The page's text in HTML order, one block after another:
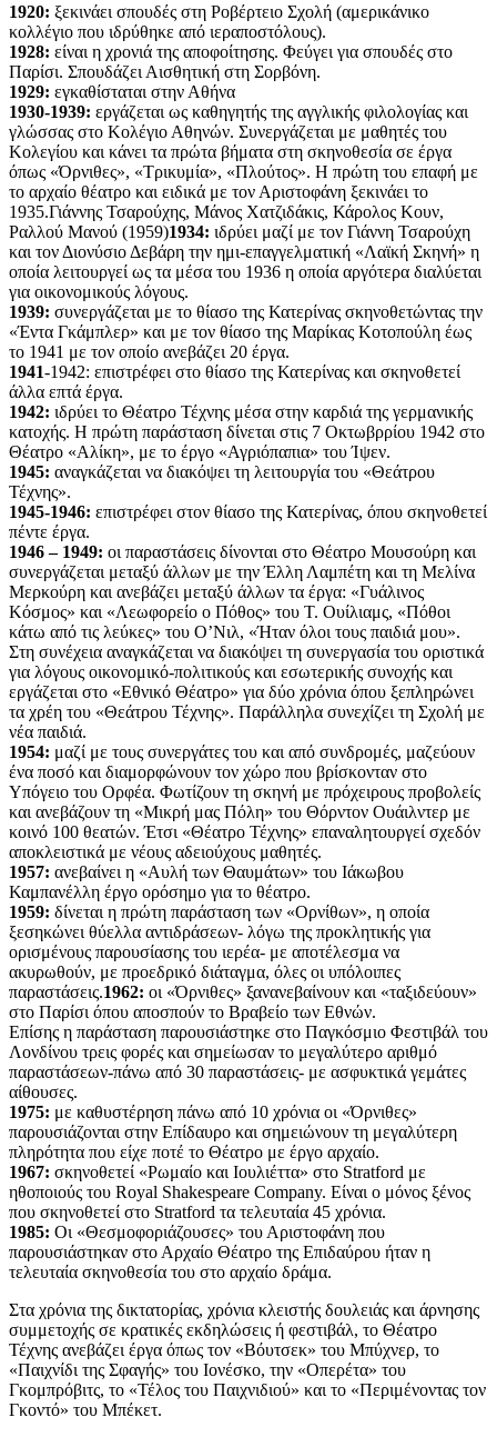
1920: ξεκινάει σπουδές στη Ροβέρτειο Σχολή (αμερικάνικο
κολλέγιο που ιδρύθηκε από ιεραποστόλους).
1928: είναι η χρονιά της αποφοίτησης. Φεύγει για σπουδές στο
Παρίσι. Σπουδάζει Αισθητική στη Σορβόνη.
1929: εγκαθίσταται στην Αθήνα
1930-1939: εργάζεται ως καθηγητής της αγγλικής φιλολογίας και
γλώσσας στο Κολέγιο Αθηνών. Συνεργάζεται με μαθητές του
Κολεγίου και κάνει τα πρώτα βήματα στη σκηνοθεσία σε έργα
όπως «Όρνιθες», «Τρικυμία», «Πλούτος». Η πρώτη του επαφή με
το αρχαίο θέατρο και ειδικά με τον Αριστοφάνη ξεκινάει το
1935.Γιάννης Τσαρούχης, Μάνος Χατζιδάκις, Κάρολος Κουν,
Ραλλού Μανού (1959)1934: ιδρύει μαζί με τον Γιάννη Τσαρούχη
και τον Διονύσιο Δεβάρη την ημι-επαγγελματική «Λαϊκή Σκηνή» η
οποία λειτουργεί ως τα μέσα του 1936 η οποία αργότερα διαλύεται
για οικονομικούς λόγους.
1939: συνεργάζεται με το θίασο της Κατερίνας σκηνοθετώντας την
«Έντα Γκάμπλερ» και με τον θίασο της Μαρίκας Κοτοπούλη έως
το 1941 με τον οποίο ανεβάζει 20 έργα.
1941-1942: επιστρέφει στο θίασο της Κατερίνας και σκηνοθετεί
άλλα επτά έργα.
1942: ιδρύει το Θέατρο Τέχνης μέσα στην καρδιά της γερμανικής
κατοχής. Η πρώτη παράσταση δίνεται στις 7 Οκτωβρρίου 1942 στο
Θέατρο «Αλίκη», με το έργο «Αγριόπαπια» του Ίψεν.
1945: αναγκάζεται να διακόψει τη λειτουργία του «Θεάτρου
Τέχνης».
1945-1946: επιστρέφει στον θίασο της Κατερίνας, όπου σκηνοθετεί
πέντε έργα.
1946 – 1949: οι παραστάσεις δίνονται στο Θέατρο Μουσούρη και
συνεργάζεται μεταξύ άλλων με την Έλλη Λαμπέτη και τη Μελίνα
Μερκούρη και ανεβάζει μεταξύ άλλων τα έργα: «Γυάλινος
Κόσμος» και «Λεωφορείο ο Πόθος» του Τ. Ουίλιαμς, «Πόθοι
κάτω από τις λεύκες» του Ο’Νιλ, «Ήταν όλοι τους παιδιά μου».
Στη συνέχεια αναγκάζεται να διακόψει τη συνεργασία του οριστικά
για λόγους οικονομικό-πολιτικούς και εσωτερικής συνοχής και
εργάζεται στο «Εθνικό Θέατρο» για δύο χρόνια όπου ξεπληρώνει
τα χρέη του «Θεάτρου Τέχνης». Παράλληλα συνεχίζει τη Σχολή με
νέα παιδιά.
1954: μαζί με τους συνεργάτες του και από συνδρομές, μαζεύουν
ένα ποσό και διαμορφώνουν τον χώρο που βρίσκονταν στο
Υπόγειο του Ορφέα. Φωτίζουν τη σκηνή με πρόχειρους προβολείς
και ανεβάζουν τη «Μικρή μας Πόλη» του Θόρντον Ουάιλντερ με
κοινό 100 θεατών. Έτσι «Θέατρο Τέχνης» επαναλητουργεί σχεδόν
αποκλειστικά με νέους αδειούχους μαθητές.
1957: ανεβαίνει η «Αυλή των Θαυμάτων» του Ιάκωβου
Καμπανέλλη έργο ορόσημο για το θέατρο.
1959: δίνεται η πρώτη παράσταση των «Ορνίθων», η οποία
ξεσηκώνει θύελλα αντιδράσεων- λόγω της προκλητικής για
ορισμένους παρουσίασης του ιερέα- με αποτέλεσμα να
ακυρωθούν, με προεδρικό διάταγμα, όλες οι υπόλοιπες
παραστάσεις.1962: οι «Όρνιθες» ξανανεβαίνουν και «ταξιδεύουν»
στο Παρίσι όπου αποσπούν το Βραβείο των Εθνών.
Eπίσης η παράσταση παρουσιάστηκε στο Παγκόσμιο Φεστιβάλ του
Λονδίνου τρεις φορές και σημείωσαν το μεγαλύτερο αριθμό
παραστάσεων-πάνω από 30 παραστάσεις- με ασφυκτικά γεμάτες
αίθουσες.
1975: με καθυστέρηση πάνω από 10 χρόνια οι «Όρνιθες»
παρουσιάζονται στην Επίδαυρο και σημειώνουν τη μεγαλύτερη
πληρότητα που είχε ποτέ το Θέατρο με έργο αρχαίο.
1967: σκηνοθετεί «Ρωμαίο και Ιουλιέττα» στο Stratford με
ηθοποιούς του Royal Shakespeare Company. Είναι ο μόνος ξένος
που σκηνοθετεί στο Stratford τα τελευταία 45 χρόνια.
1985: Οι «Θεσμοφοριάζουσες» του Αριστοφάνη που
παρουσιάστηκαν στο Αρχαίο Θέατρο της Επιδαύρου ήταν η
τελευταία σκηνοθεσία του στο αρχαίο δράμα.
Στα χρόνια της δικτατορίας, χρόνια κλειστής δουλειάς και άρνησης
συμμετοχής σε κρατικές εκδηλώσεις ή φεστιβάλ, το Θέατρο
Τέχνης ανεβάζει έργα όπως τον «Βόυτσεκ» του Μπύχνερ, το
«Παιχνίδι της Σφαγής» του Ιονέσκο, την «Οπερέτα» του
Γκομπρόβιτς, το «Τέλος του Παιχνιδιού» και το «Περιμένοντας τον
Γκοντό» του Μπέκετ.